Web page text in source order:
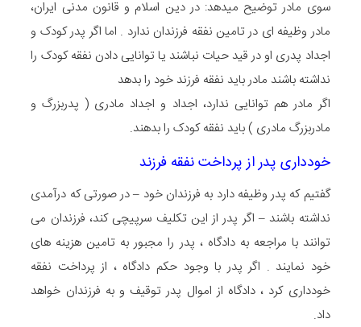
سوی مادر توضیح میدهد: در دین اسلام و قانون مدنی ایران،
مادر وظیفه ای در تامین نفقه فرزندان ندارد . اما اگر پدر کودک و
اجداد پدری او در قید حیات نباشند یا توانایی دادن نفقه کودک را
نداشته باشند مادر باید نفقه فرزند خود را بدهد
اگر مادر هم توانایی ندارد، اجداد و اجداد مادری ( پدربزرگ و
مادربزرگ مادری ) باید نفقه کودک را بدهند.
خودداری پدر از پرداخت نفقه فرزند
گفتیم که پدر وظیفه دارد به فرزندان خود – در صورتی که درآمدی
نداشته باشند – اگر پدر از این تکلیف سرپیچی کند، فرزندان می
توانند با مراجعه به دادگاه ، پدر را مجبور به تامین هزینه های
خود نمایند . اگر پدر با وجود حکم دادگاه ، از پرداخت نفقه
خودداری کرد ، دادگاه از اموال پدر توقیف و به فرزندان خواهد
داد.